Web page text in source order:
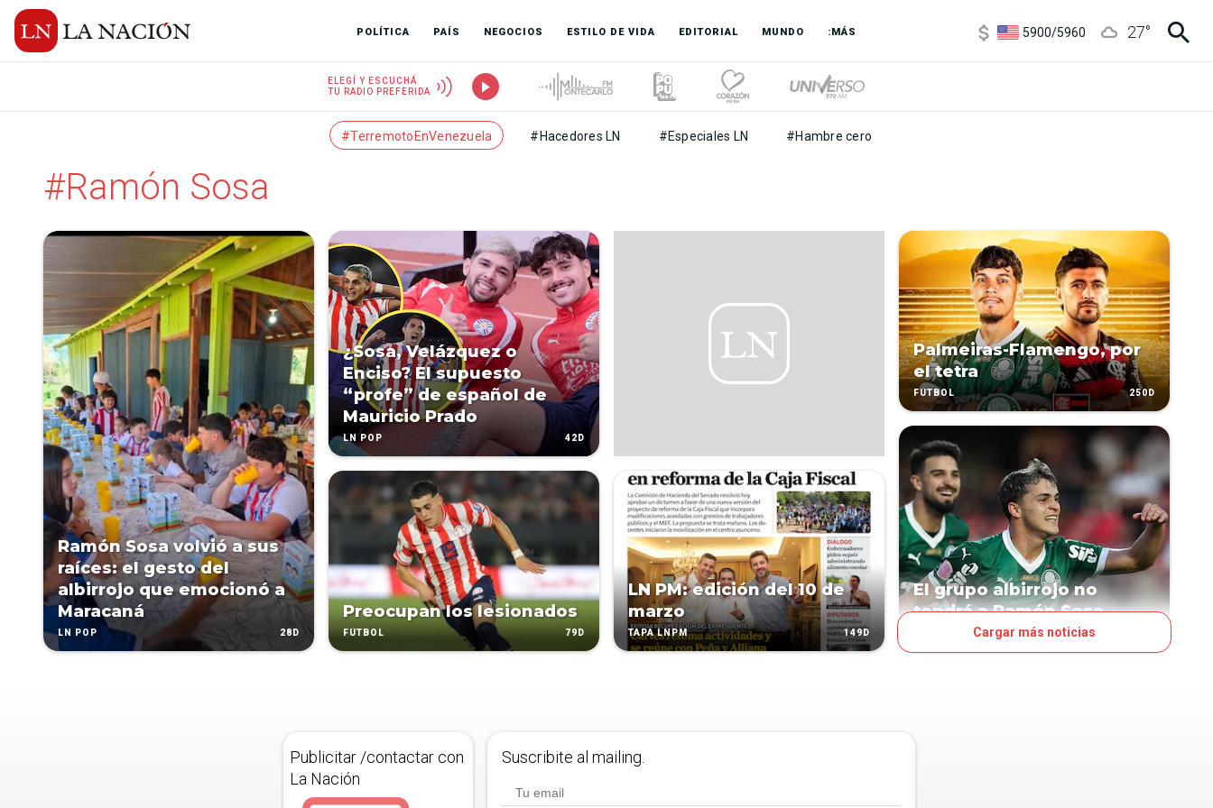
POLÍTICA PAÍS NEGOCIOS ESTILO DE VIDA EDITORIAL MUNDO :MÁS
5900/5960
27°
ELEGÍ Y ESCUCHÁ
TU RADIO PREFERIDA
#TerremotoEnVenezuela #Hacedores LN #Especiales LN #Hambre cero
#Ramón Sosa
Ramón Sosa volvió a sus
raíces: el gesto del
albirrojo que emocionó a
Maracaná
LN POP 28D
¿Sosa, Velázquez o
Enciso? El supuesto
“profe” de español de
Mauricio Prado
LN POP 42D
Preocupan los lesionados
FÚTBOL 79D
LN PM: edición del 10 de
marzo
TAPA LNPM 149D
Palmeiras-Flamengo, por
el tetra
FÚTBOL 250D
El grupo albirrojo no
tendrá a Ramón Sosa
Cargar más noticias
Publicitar /contactar con
La Nación
Suscribite al mailing.